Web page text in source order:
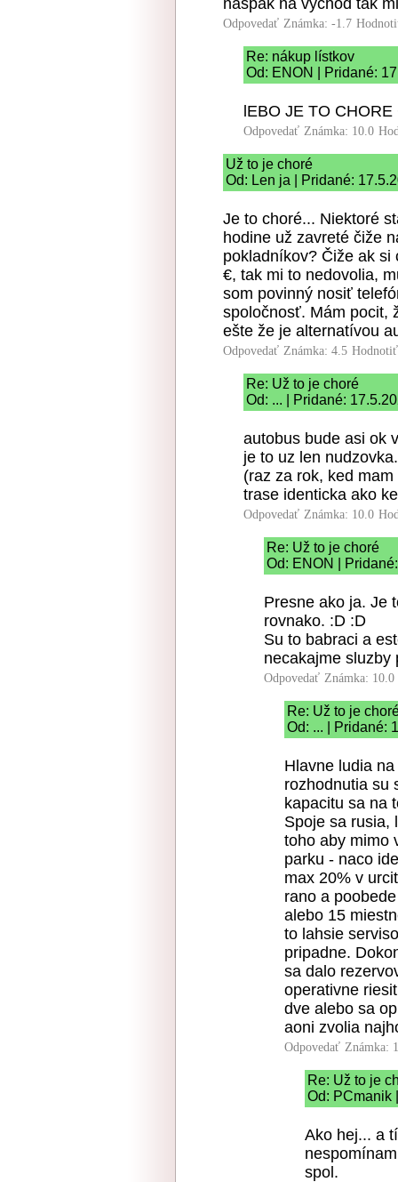
naspak na východ tak
Odpovedať Známka: -1.7
Re: nákup lístkov
Od: ENON | Pridané:
lEBO JE TO
Odpovedať Známka: 10.0
Už to je choré
Od: Len ja | Pridané:
Je to choré... Niektoré
hodine už zavreté čiže
pokladníkov? Čiže ak
€, tak mi to nedovolia,
som povinný nosiť
spoločnosť. Mám pocit,
ešte že je alternatívou
Odpovedať Známka: 4.5
Re: Už to je choré
Od: ... | Pridané:
autobus bude asi ok
je to uz len
(raz za rok, ked
trase identicka ako
Odpovedať Známka: 10.0
Re: Už to je choré
Od: ENON |
Presne ako ja. Je
rovnako. :D :D
Su to babraci a
necakajme sluzby
Odpovedať Známka: 10.0
Re: Už to je
Od: ... | Pridané:
Hlavne ludia
rozhodnutia su
kapacitu sa na
Spoje sa rusia,
toho aby mimo
parku - naco
max 20% v
rano a
alebo 15
to lahsie
pripadne.
sa dalo
operativne
dve alebo sa
aoni zvolia
Odpovedať Známka:
Re: Už to je
Od: PCmanik
Ako hej... a
spol.